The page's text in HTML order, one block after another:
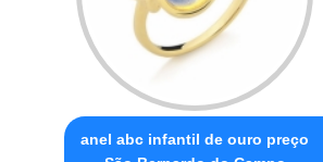
anel abc infantil de ouro preço